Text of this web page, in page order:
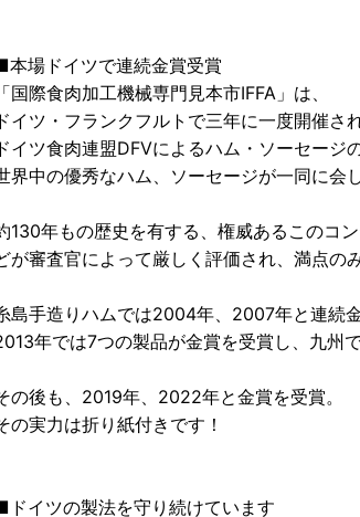
本場ドイツで連続金賞受賞
「国際食肉加工機械専門見本市IFFA」は、
ドイツ・フランクフルトで三年に一度開催さ
ドイツ食肉連盟DFVによるハム・ソーセージ
界中の優秀なハム、ソーセージが一同に会し
130年もの歴史を有する、権威あるこのコ
が審査官によって厳しく評価され、満点の
島手造りハムでは2004年、2007年と連続金
年では7つの製品が金賞を受賞し、九州
の後も、2019年、2022年と金賞を受賞。
の実力は折り紙付きです！
ドイツの製法を守り続けています